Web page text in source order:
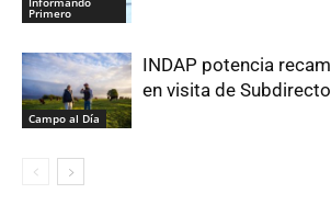
Primero
Campo al Día
INDAP potencia
en visita de